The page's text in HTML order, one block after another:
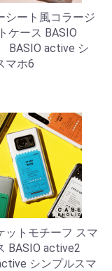
シート風コラージ
ケース BASIO
active シ
マホ6
ットモチーフ スマ
BASIO active2
シンプルスマ